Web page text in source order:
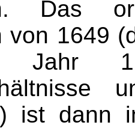
Das
von 1649
ist dann